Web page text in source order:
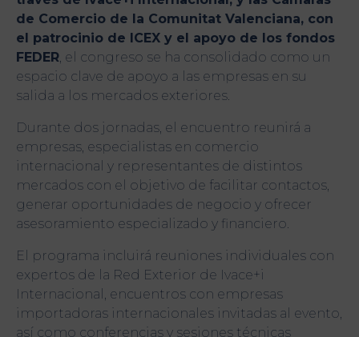
de Comercio de la Comunitat Valenciana, con
el patrocinio de ICEX y el apoyo de los fondos
FEDER, el congreso se ha consolidado como un
espacio clave de apoyo a las empresas en su
salida a los mercados exteriores.
Durante dos jornadas, el encuentro reunirá a
empresas, especialistas en comercio
internacional y representantes de distintos
mercados con el objetivo de facilitar contactos,
generar oportunidades de negocio y ofrecer
asesoramiento especializado y financiero.
El programa incluirá reuniones individuales con
expertos de la Red Exterior de Ivace+i
Internacional, encuentros con empresas
importadoras internacionales invitadas al evento,
así como conferencias y sesiones técnicas